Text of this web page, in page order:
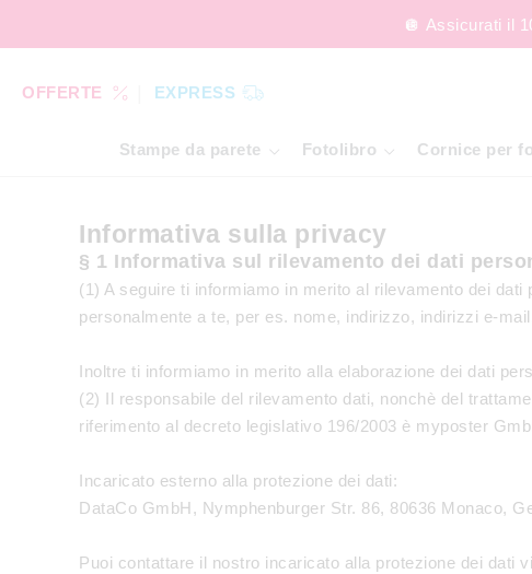
🪩 Assicurati il
OFFERTE EXPRESS
Stampe da parete Fotolibro Cornice per
Informativa sulla privacy
§ 1 Informativa sul rilevamento dei dati
(1) A seguire ti informiamo in merito al rilevamento dei
personalmente a te, per es. nome, indirizzo, indirizzi e-
Inoltre ti informiamo in merito alla elaborazione dei dati
(2) Il responsabile del rilevamento dati, nonchè del
riferimento al decreto legislativo 196/2003 è myposter
Incaricato esterno alla protezione dei dati:
DataCo GmbH, Nymphenburger Str. 86, 80636 Monaco,
Puoi contattare il nostro incaricato alla protezione dei dati